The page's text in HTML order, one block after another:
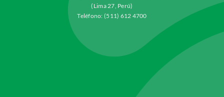
(Lima 27, Perú)
Teléfono: (511) 612 4700